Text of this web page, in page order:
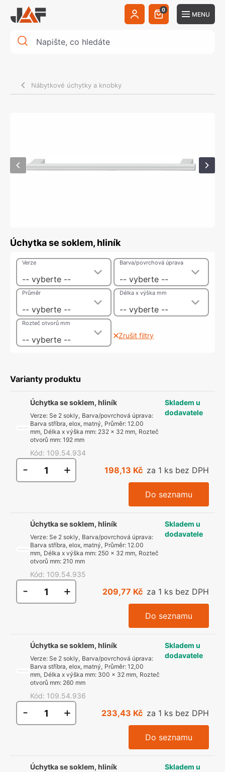
0
MENU
Nábytkové úchytky a knobky
Úchytka se soklem, hliník
-- vyberte --
Verze
-- vyberte --
Barva/povrchová úprava
-- vyberte --
Průměr
-- vyberte --
Délka x výška mm
-- vyberte --
Rozteč otvorů mm
Zrušit filtry
Varianty produktu
Úchytka se soklem, hliník
Verze: Se 2 sokly, Barva/povrchová úprava:
Barva stříbra, elox, matný, Průměr: 12.00
mm, Délka x výška mm: 232 x 32 mm, Rozteč
otvorů mm: 192 mm
Kód: 109.54.934
Skladem u
dodavatele
- + 198,13 Kč za 1 ks bez DPH
Do seznamu
Úchytka se soklem, hliník
Verze: Se 2 sokly, Barva/povrchová úprava:
Barva stříbra, elox, matný, Průměr: 12.00
mm, Délka x výška mm: 250 x 32 mm, Rozteč
otvorů mm: 210 mm
Kód: 109.54.935
Skladem u
dodavatele
- + 209,77 Kč za 1 ks bez DPH
Do seznamu
Úchytka se soklem, hliník
Verze: Se 2 sokly, Barva/povrchová úprava:
Barva stříbra, elox, matný, Průměr: 12,00
mm, Délka x výška mm: 300 x 32 mm, Rozteč
otvorů mm: 260 mm
Kód: 109.54.936
Skladem u
dodavatele
- + 233,43 Kč za 1 ks bez DPH
Do seznamu
Úchytka se soklem, hliník
Skladem u